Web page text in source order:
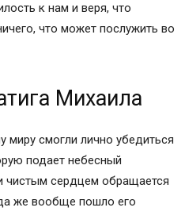
к нам и веря, что
что может послужить во
Михаила
миру смогли лично убедиться
подает небесный
чистым сердцем обращается
же вообще пошло его